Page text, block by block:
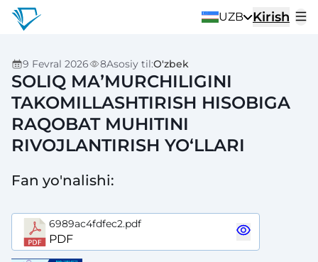
UZB Kirish
9 Fevral 2026 8Asosiy til:O'zbek
SOLIQ MAʼMURCHILIGINI
TAKOMILLASHTIRISH HISOBIGA
RAQOBAT MUHITINI
RIVOJLANTIRISH YOʻLLARI
Fan yo'nalishi:
6989ac4fdfec2.pdf
PDF